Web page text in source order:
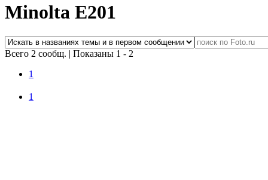
Minolta E201
Всего 2 сообщ. | Показаны 1 - 2
1
1